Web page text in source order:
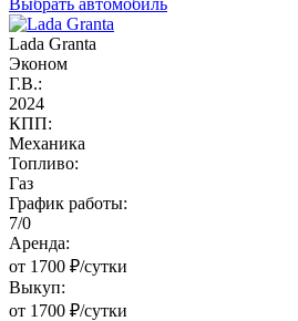
Выбрать автомобиль
Lada Granta
Эконом
Г.В.:
2024
КПП:
Механика
Топливо:
Газ
График работы:
7/0
Аренда:
от 1700 ₽/сутки
Выкуп:
от 1700 ₽/сутки